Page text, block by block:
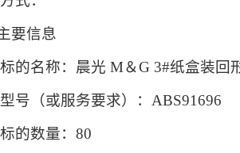
要信息
的名称：晨光 M＆G 3#纸盒装回
号（或服务要求）：ABS91696
的数量：80